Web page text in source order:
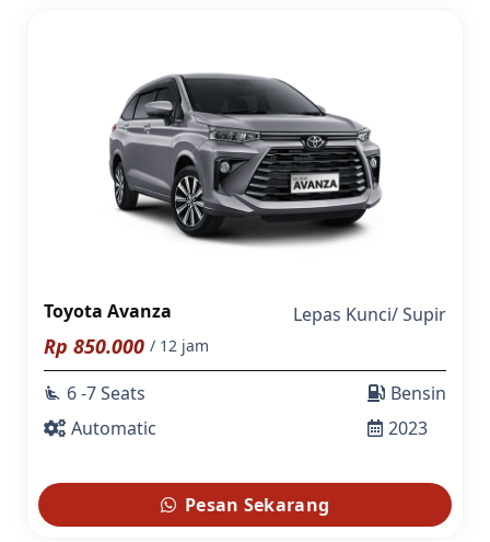
Toyota Avanza Lepas Kunci/Supir
Rp 850.000 / 12 jam
airline_seat_recline_extra 6 -7 Seats
Automatic
Bensin
2023
Pesan Sekarang